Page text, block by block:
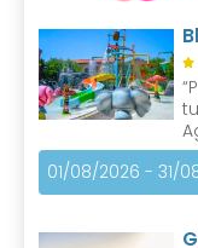
01/08/2026 - 31/